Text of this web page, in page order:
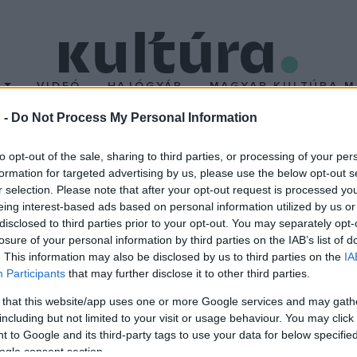
- Do Not Process My Personal Information
opt-out of the sale, sharing to third parties, or processing of your
for targeted advertising by us, please use the below opt-out
selection. Please note that after your opt-out request is processed
interest-based ads based on personal information utilized by us
to third parties prior to your opt-out. You may separately
of your personal information by third parties on the IAB’s list of
This information may also be disclosed by us to third parties on the
Participants that may further disclose it to other third parties.
that this website/app uses one or more Google services and may
but not limited to your visit or usage behaviour. You may
to Google and its third-party tags to use your data for below
consent section.
VIDEÓ HAJÓGYÁR MAGYAR KULTÚRA
Marionettszínház
vendége volt Prágának, ahol olyan fogadtatásban volt
operáját", a Don Giovanni című remeket, amelyet a
Daniel Dvoraktól és Jan Dvoraktól származik,
nagyméretű bábokat használnak.
minden eddigi csehországi színházi rekordot megdöntött:
külföldi turnék során eddig több mint 400 000 néző látta.